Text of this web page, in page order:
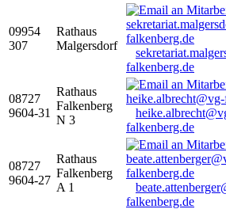
09954
307
Rathaus
Malgersdorf
falkenberg.de
08727
9604-31
Rathaus
Falkenberg
N 3
falkenberg.de
08727
9604-27
Rathaus
Falkenberg
A 1
falkenberg.de